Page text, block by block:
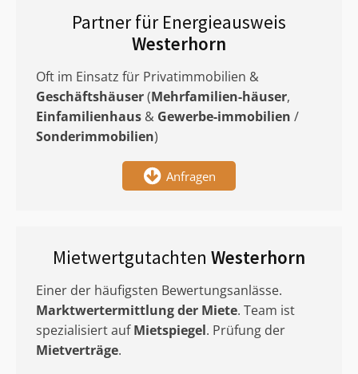
Partner für Energieausweis
Westerhorn
Oft im Einsatz für Privatimmobilien &
Geschäftshäuser(Mehrfamilien-häuser,
Einfamilienhaus & Gewerbe-immobilien /
Sonderimmobilien)
Anfragen
Mietwertgutachten Westerhorn
Einer der häufigsten Bewertungsanlässe.
Marktwertermittlungder Miete. Team ist
spezialisiert aufMietspiegel. Prüfung der
Mietverträge.